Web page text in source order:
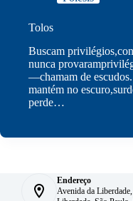
Tolos
Buscam
nunca
—chamam de
mantém no
perde…
Endereço
Avenida da